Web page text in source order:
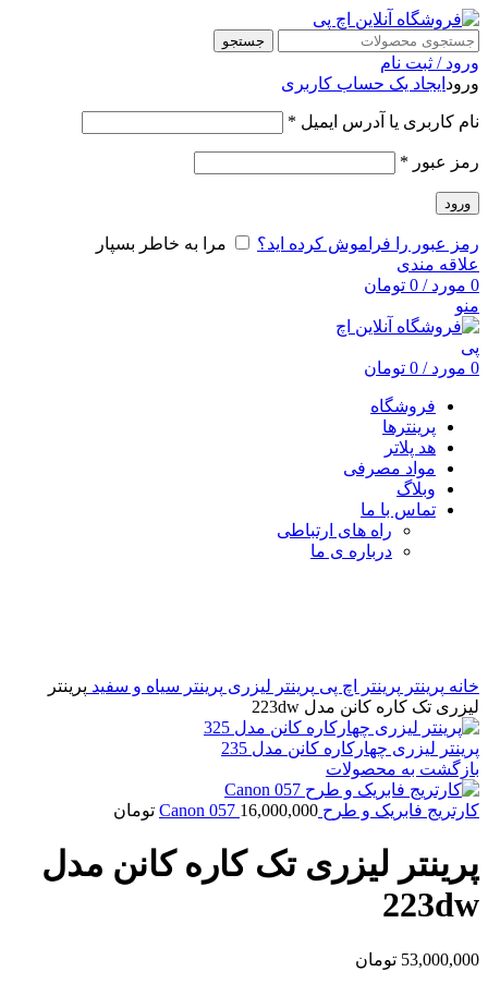
جستجو
ورود / ثبت نام
ورود ایجاد یک حساب کاربری
نام کاربری یا آدرس ایمیل *
رمز عبور *
ورود
رمز عبور را فراموش کرده اید؟
مرا به خاطر بسپار
علاقه مندی
0 مورد /
0 تومان
منو
0 مورد /
0 تومان
فروشگاه
پرینترها
هد پلاتر
مواد مصرفی
وبلاگ
تماس با ما
راه های ارتباطی
درباره ی ما
خانه پرینتر پرینتر اچ پی پرینتر لیزری پرینتر سیاه و سفید پرینتر
لیزری تک کاره کانن مدل 223dw
پرینتر لیزری چهارکاره کانن مدل 235
بازگشت به محصولات
کارتریج فابریک و طرح Canon 057 16,000,000 تومان
پرینتر لیزری تک کاره کانن مدل
223dw
53,000,000 تومان